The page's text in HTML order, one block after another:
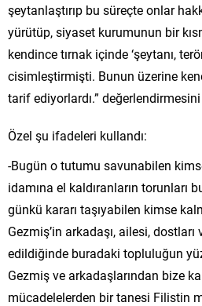
şeytanlaştırıp bu süreçte onlar
yürütüp, siyaset kurumunun bir
kendince tırnak içinde ‘şeytanı,
cisimleştirmişti. Bunun üzerine
tarif ediyorlardı.” değerlendirmesini
Özel şu ifadeleri kullandı:
-Bugün o tutumu savunabilen
idamına el kaldıranların torunları
günkü kararı taşıyabilen kimse
Gezmiş’in arkadaşı, ailesi,
edildiğinde buradaki topluluğun
Gezmiş ve arkadaşlarından bize
mücadelelerden bir tanesi Filistin